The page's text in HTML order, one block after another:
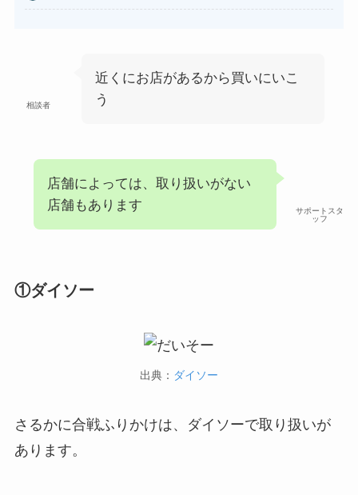
ビエネッタアイスはどこで買え
相談者
近くにお店があるから買いにいこ
う
サポートスタ
ッフ
店舗によっては、取り扱いがない
店舗もあります
①ダイソー
出典： ダイソー
さるかに合戦ふりかけは、ダイソーで取り扱いが
あります。